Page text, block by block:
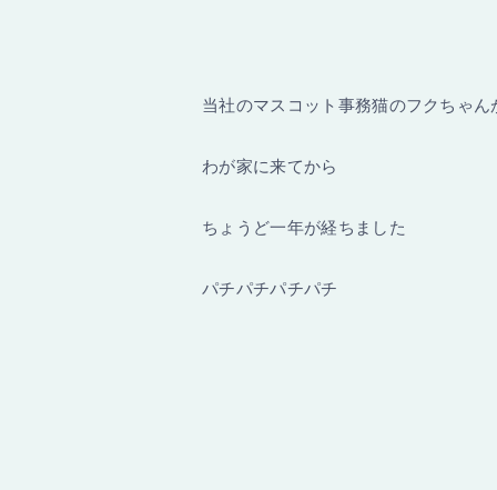
当社のマスコット事務猫のフクちゃん
わが家に来てから
ちょうど一年が経ちました
パチパチパチパチ